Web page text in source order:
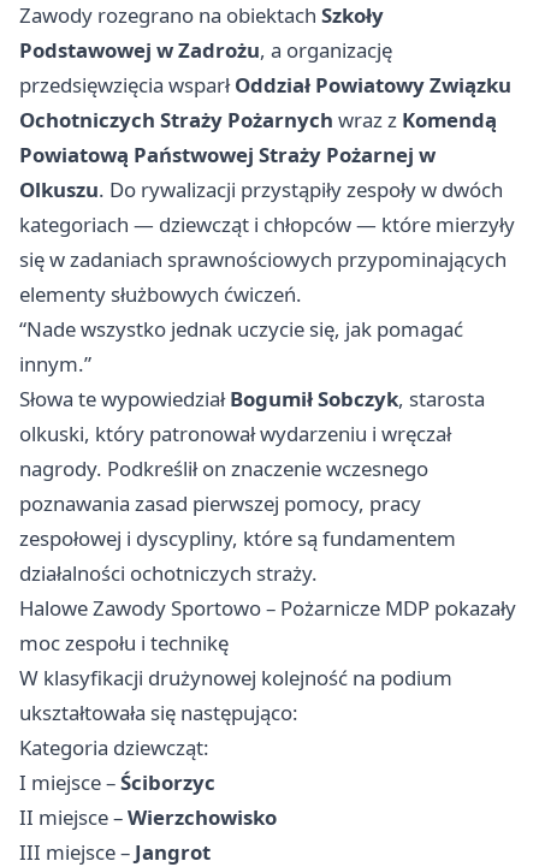
Zawody rozegrano na obiektach Szkoły
Podstawowej w Zadrożu, a organizację
przedsięwzięcia wsparłOddział Powiatowy Związku
Ochotniczych Straży Pożarnych wraz z Komendą
Powiatową Państwowej Straży Pożarnej w
Olkuszu. Do rywalizacji przystąpiły zespoły w dwóch
kategoriach — dziewcząt i chłopców — które mierzyły
się w zadaniach sprawnościowych przypominających
elementy służbowych ćwiczeń.
“Nade wszystko jednak uczycie się, jak pomagać
innym.”
Słowa te wypowiedziałBogumił Sobczyk, starosta
olkuski, który patronował wydarzeniu i wręczał
nagrody. Podkreślił on znaczenie wczesnego
poznawania zasad pierwszej pomocy, pracy
zespołowej i dyscypliny, które są fundamentem
działalności ochotniczych straży.
Halowe Zawody Sportowo – Pożarnicze MDP pokazały
moc zespołu i technikę
W klasyfikacji drużynowej kolejność na podium
ukształtowała się następująco:
Kategoria dziewcząt:
I miejsce –Ściborzyc
II miejsce –Wierzchowisko
III miejsce – Jangrot